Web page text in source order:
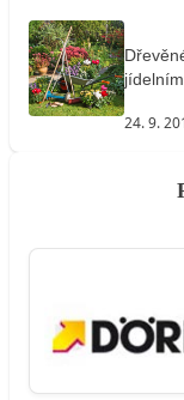
24. 9.